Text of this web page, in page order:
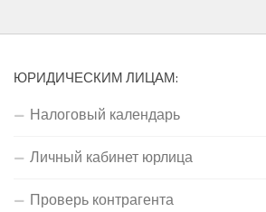
ЮРИДИЧЕСКИМ ЛИЦАМ:
Налоговый календарь
Личный кабинет юрлица
Проверь контрагента